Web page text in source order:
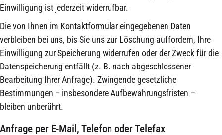
Einwilligung ist jederzeit widerrufbar.
Die von Ihnen im Kontaktformular eingegebenen Daten
verbleiben bei uns, bis Sie uns zur Löschung auffordern, Ihre
Einwilligung zur Speicherung widerrufen oder der Zweck für die
Datenspeicherung entfällt (z. B. nach abgeschlossener
Bearbeitung Ihrer Anfrage). Zwingende gesetzliche
Bestimmungen – insbesondere Aufbewahrungsfristen –
bleiben unberührt.
Anfrage per E-Mail, Telefon oder Telefax